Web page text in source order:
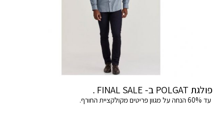
פולגת POLGAT ב- FINAL SALE .
עד 60% הנחה על מגוון פריטים מקולקציית החורף.